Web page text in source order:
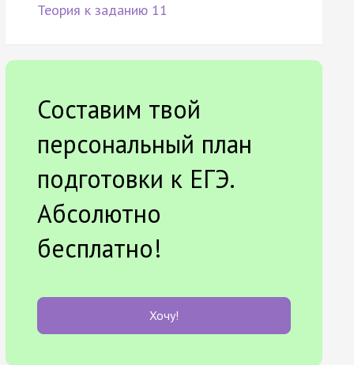
Теория к заданию 11
Составим твой
персональный план
подготовки к ЕГЭ.
Абсолютно
бесплатно!
Хочу!